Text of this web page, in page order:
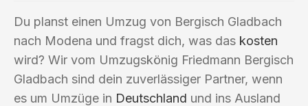
Du planst einen Umzug von Bergisch Gladbach
nach Modena und fragst dich, was das kosten
wird? Wir vom Umzugskönig Friedmann Bergisch
Gladbach sind dein zuverlässiger Partner, wenn
es um Umzüge in Deutschland und ins Ausland